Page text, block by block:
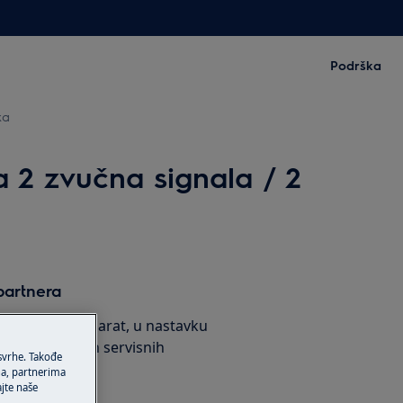
Podrška
2 zvučna signala / 2
svoj aparat, u nastavku
ovlašćenih servisnih
Takođe
partnerima
naše